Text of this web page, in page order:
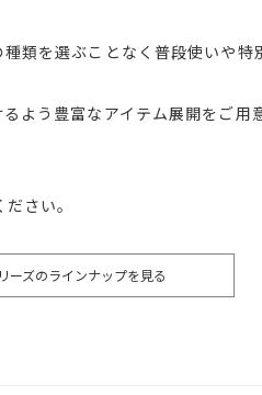
類を選ぶことなく普段使いや特
よう豊富なアイテム展開をご用
さい。
ーズのラインナップを見る